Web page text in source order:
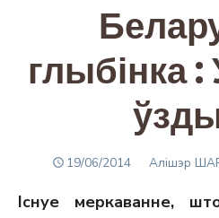
глыбінка
POSTED
19/06/2014 Author
Алішэр
Існуе меркаванне,